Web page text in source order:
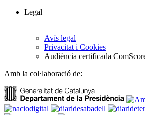
Legal
Avís legal
Privacitat i Cookies
Audiència certificada
Amb la col·laboració de: